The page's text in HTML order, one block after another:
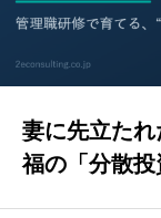
妻に先立た
福の「分散